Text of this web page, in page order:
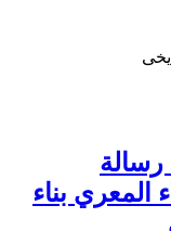
المعري بناء